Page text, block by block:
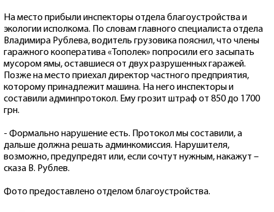
На место прибыли инспекторы отдела благоустройства и
экологии исполкома. По словам главного специалиста отдела
Владимира Рублева, водитель грузовика пояснил, что члены
гаражного кооператива «Тополек» попросили его засыпать
мусором ямы, оставшиеся от двух разрушенных гаражей.
Позже на место приехал директор частного предприятия,
которому принадлежит машина. На него инспекторы и
составили админпротокол. Ему грозит штраф от 850 до 1700
грн.
- Формально нарушение есть. Протокол мы составили, а
дальше должна решать админкомиссия. Нарушителя,
возможно, предупредят или, если сочтут нужным, накажут –
сказа В. Рублев.
Фото предоставлено отделом благоустройства.